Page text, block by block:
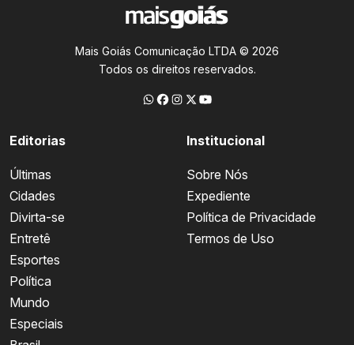
Mais Goiás Comunicação LTDA © 2026
Todos os direitos reservados.
Editorias
Últimas
Cidades
Divirta-se
Entretê
Esportes
Política
Mundo
Especiais
Institucional
Sobre Nós
Expediente
Política de Privacidade
Termos de Uso